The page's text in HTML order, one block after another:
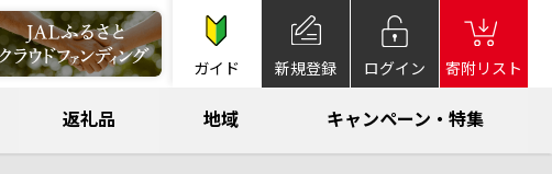
ガイド 新規登録 ログイン 寄附リスト
返礼品 地域 キャンペーン・特集